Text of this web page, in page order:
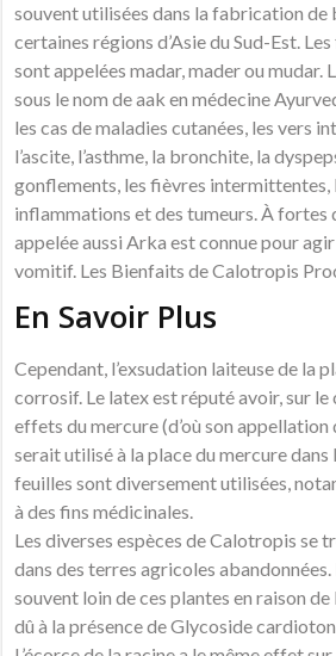
souvent utilisées dans la fabrication de
certaines régions d’Asie du Sud-Est.
sont appelées madar, mader ou mudar.
sous le nom de aak en médecine
les cas de maladies cutanées, les vers
l’ascite, l’asthme, la bronchite, la
gonflements, les fièvres intermittentes,
inflammations et des tumeurs. À fortes
appelée aussi Arka est connue pour
vomitif. Les Bienfaits de Calotropis
En Savoir Plus
Cependant, l’exsudation laiteuse de la
corrosif. Le latex est réputé avoir, sur le
effets du mercure (d’où son
serait utilisé à la place du mercure dans
feuilles sont diversement utilisées,
à des fins médicinales.
Les diverses espèces de Calotropis se
dans des terres agricoles
souvent loin de ces plantes en raison
dû à la présence de Glycoside